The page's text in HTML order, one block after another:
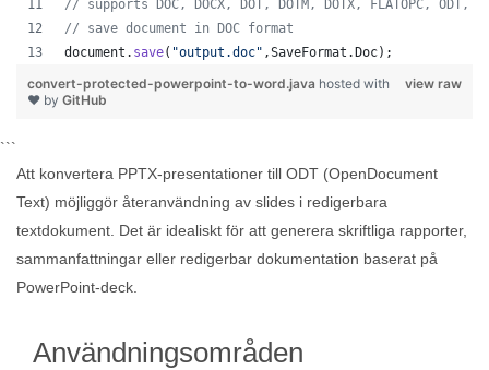
// supports DOC, DOCX, DOT, DOTM, DOTX, FLATOPC,
// save document in DOC format
document . save( "output.doc" ,SaveFormat . Doc);
view raw
convert-protected-powerpoint-to-word.java hosted with
❤ by GitHub
```
Att konvertera PPTX-presentationer till ODT (OpenDocument
Text) möjliggör återanvändning av slides i redigerbara
textdokument. Det är idealiskt för att generera skriftliga rapporter,
sammanfattningar eller redigerbar dokumentation baserat på
PowerPoint-deck.
Användningsområden